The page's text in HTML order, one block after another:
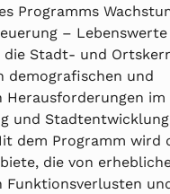
Programms
–
die Stadt- und
demografischen und
im
und
dem Programm wird
die von
Funktionsverlusten